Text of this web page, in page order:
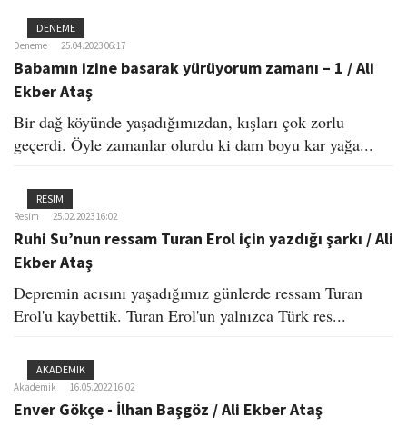
DENEME
Deneme 25.04.2023 06:17
Babamın izine basarak yürüyorum zamanı – 1 / Ali
Ekber Ataş
Bir dağ köyünde yaşadığımızdan, kışları çok zorlu
geçerdi. Öyle zamanlar olurdu ki dam boyu kar yağa...
RESIM
Resim 25.02.2023 16:02
Ruhi Su’nun ressam Turan Erol için yazdığı şarkı / Ali
Ekber Ataş
Depremin acısını yaşadığımız günlerde ressam Turan
Erol'u kaybettik. Turan Erol'un yalnızca Türk res...
AKADEMIK
Akademik 16.05.2022 16:02
Enver Gökçe - İlhan Başgöz / Ali Ekber Ataş